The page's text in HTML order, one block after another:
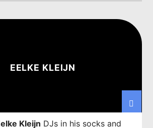
la scène de la danse portugaise.
EELKE KLEIJN
Kleijn DJs in his socks and